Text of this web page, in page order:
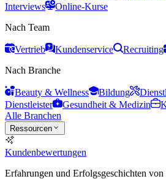
Interviews
Online-Kurse
Nach Team
Vertrieb Kundenservice Recruiting
Nach Branche
Beauty & Wellness Bildung
Dienstleister
Gesundheit & Medizin
Alle Branchen
Ressourcen
Kundenbewertungen
Erfahrungen und Erfolgsgeschichten